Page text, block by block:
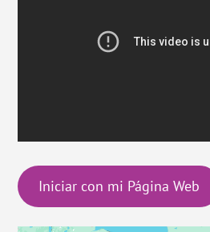
Iniciar con mi Página Web